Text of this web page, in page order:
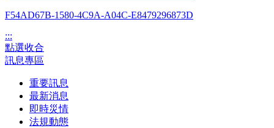
F54AD67B-1580-4C9A-A04C-E8479296873D
:::
點選收合
訊息專區
重要訊息
最新消息
即時災情
法規動態